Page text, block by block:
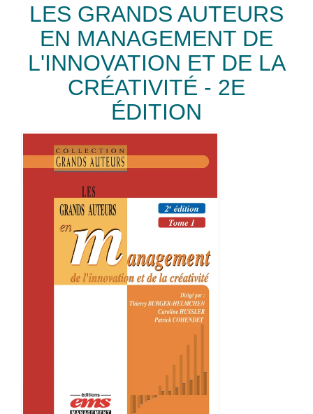
LES GRANDS AUTEURS
EN MANAGEMENT DE
L'INNOVATION ET DE LA
CRÉATIVITÉ - 2E
ÉDITION